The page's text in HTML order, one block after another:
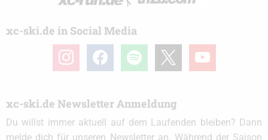
xc-ski.de in Social Media
instagramfacebook spotify youtube
xc-ski.de Newsletter Anmeldung
Du willst immer aktuell auf dem Laufenden bleiben? Dann
melde dich für unseren Newsletter an. Während der Saison